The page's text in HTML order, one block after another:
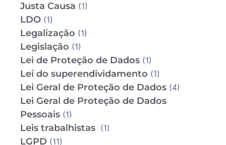
Justa Causa (1)
LDO (1)
Legalização (1)
Legislação (1)
Lei de Proteção de Dados (1)
Lei do superendividamento (1)
Lei Geral de Proteção de Dados (4)
Lei Geral de Proteção de Dados
Pessoais (1)
Leis trabalhistas (1)
LGPD (11)